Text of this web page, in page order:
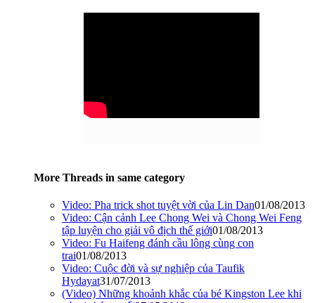
More Threads in same category
Video: Pha trick shot tuyệt vời của Lin Dan01/08/2013
Video: Cận cảnh Lee Chong Wei và Chong Wei Feng
tập luyện cho giải vô địch thế giới01/08/2013
Video: Fu Haifeng đánh cầu lông cùng con
trai01/08/2013
Video: Cuộc đời và sự nghiệp của Taufik
Hydayat31/07/2013
(Video) Những khoảnh khắc của bé Kingston Lee khi